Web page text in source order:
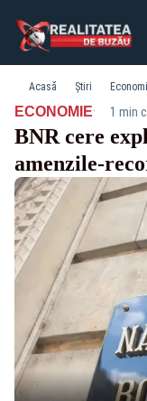
Acasă Știri
ECONOMIE· 1 min
BNR cere
amenzile-